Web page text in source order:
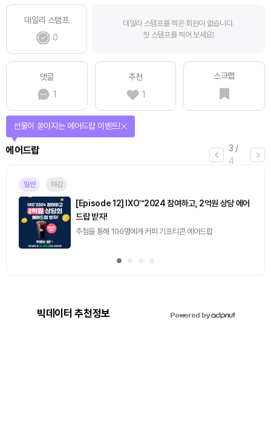
데일리 스탬프
0
데일리 스탬프를 찍은 회원이 없습니다.
첫 스탬프를 찍어 보세요!
댓글
1
추천
1
스크랩
3 /
4
에어드랍
선물이 쏟아지는 에어드랍 이벤트!
일반 마감
[Episode 12] IXO™2024 참여하고, 2억원 상당 에어
드랍 받자!
추첨을 통해 100명에게 커피 기프티콘 에어드랍
빅데이터 추천정보